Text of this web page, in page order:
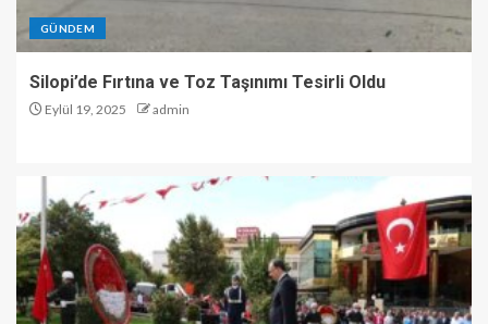
GÜNDEM
Silopi’de Fırtına ve Toz Taşınımı Tesirli Oldu
Eylül 19, 2025 admin